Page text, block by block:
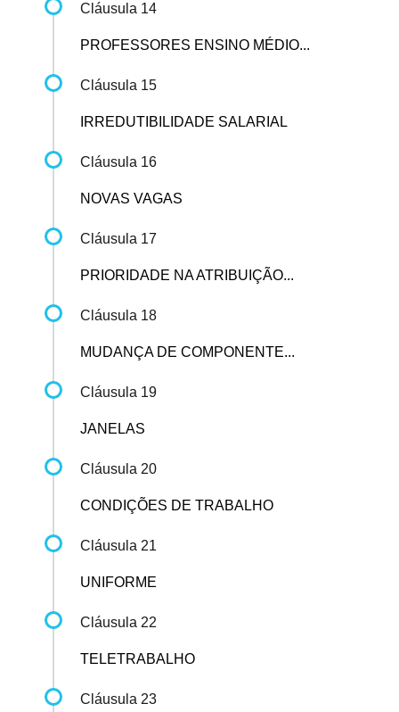
Cláusula 14
PROFESSORES ENSINO MÉDIO...
Cláusula 15
IRREDUTIBILIDADE SALARIAL
Cláusula 16
NOVAS VAGAS
Cláusula 17
PRIORIDADE NA ATRIBUIÇÃO...
Cláusula 18
MUDANÇA DE COMPONENTE...
Cláusula 19
JANELAS
Cláusula 20
CONDIÇÕES DE TRABALHO
Cláusula 21
UNIFORME
Cláusula 22
TELETRABALHO
Cláusula 23